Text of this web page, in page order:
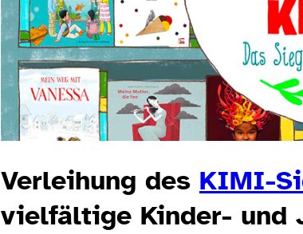
Verleihung des KIMI-
vielfältige Kinder- und